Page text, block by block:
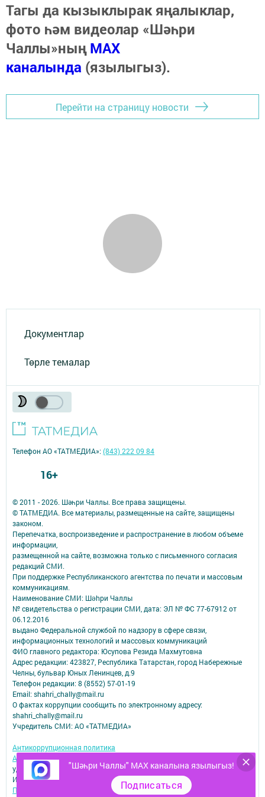
Тагы да кызыклырак яңалыклар,
фото һәм видеолар «Шәһри
Чаллы»ныңMAX
каналында (язылыгыз).
Перейти на страницу новости
Документлар
Төрле темалар
"Шәһри Чаллы" MAX каналына язылыгыз!
Подписаться
© 2011 - 2026. Шәһри Чаллы. Все права защищены.
© ТАТМЕДИА. Все материалы, размещенные на сайте, защищены
законом.
Перепечатка, воспроизведение и распространение в любом объеме
информации,
размещенной на сайте, возможна только с письменного согласия
редакций СМИ.
При поддержке Республиканского агентства по печати и массовым
коммуникациям.
Наименование СМИ: Шəhри Чаллы
№ свидетельства о регистрации СМИ, дата: ЭЛ № ФС 77-67912 от
06.12.2016
выдано Федеральной службой по надзору в сфере связи,
информационных технологий и массовых коммуникаций
ФИО главного редактора: Юсупова Резида Махмутовна
Адрес редакции: 423827, Республика Татарстан, город Набережные
Челны, бульвар Юных Ленинцев, д.9
Телефон редакции: 8 (8552) 57-01-19
Email: shahri_chally@mail.ru
О фактах коррупции сообщить по электронному адресу:
shahri_chally@mail.ru
Учредитель СМИ: АО «ТАТМЕДИА»
Антикоррупционная политика
АО «ТАТМЕДИА» использует «cookie»
для персонализации сервисов и
удобства пользователей сайтом.
Использование «cookie» можно отменить в настройках браузера.
Политика конфиденциальности
Телефон АО «ТАТМЕДИА»:(843) 222 09 84
16+